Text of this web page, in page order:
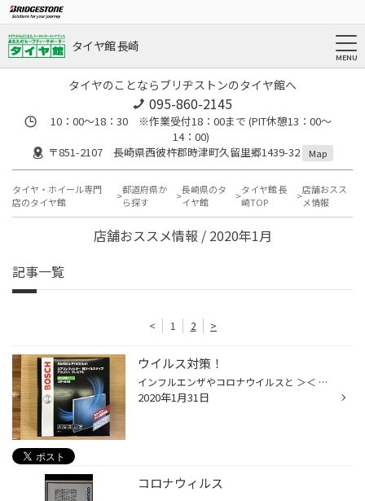
タイヤ館 長崎
タイヤのことならブリヂストンのタイヤ館へ
095-860-2145
10：00～18：30 ※作業受付18：00まで (PIT休憩13：00～
14：00)
〒851-2107 長崎県西彼杵郡時津町久留里郷1439-32
Map
タイヤ・ホイール専門
店のタイヤ館
都道府県か
ら探す
長崎県のタ
イヤ館
タイヤ館 長
崎TOP
店舗おスス
メ情報
店舗おススメ情報 / 2020年1月
記事一覧
< 1 2 >
ウイルス対策！
インフルエンザやコロナウイルスと ＞＜ 外にでるのが怖くなってしまうほどの感染力に驚きの毎日です。 ウイルス流行でドラッグストアでは マスクが品切れ状態・・・のところも多いそうで。。。 まずは手洗い・うがい・栄養のある食事としっかり休養で ウイルスに負けない体づくりをして、自己管理...
2020年1月31日
コロナウィルス